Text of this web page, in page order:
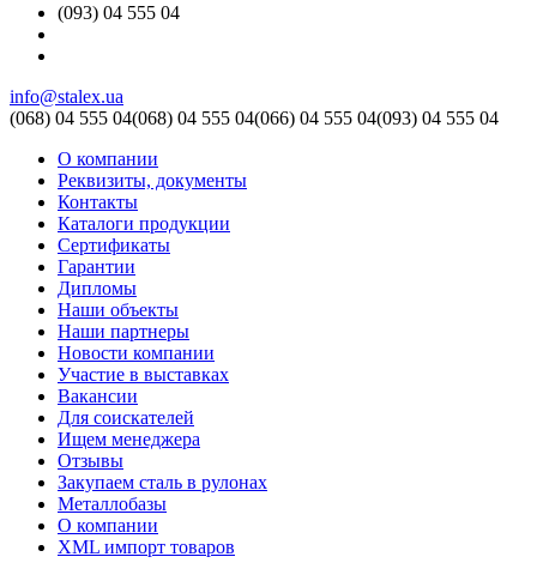
(093) 04 555 04
info@stalex.ua
(068) 04 555 04(068) 04 555 04(066) 04 555 04(093) 04 555 04
О компании
Реквизиты, документы
Контакты
Каталоги продукции
Сертификаты
Гарантии
Дипломы
Наши объекты
Наши партнеры
Новости компании
Участие в выставках
Вакансии
Для соискателей
Ищем менеджера
Отзывы
Закупаем сталь в рулонах
Металлобазы
О компании
XML импорт товаров